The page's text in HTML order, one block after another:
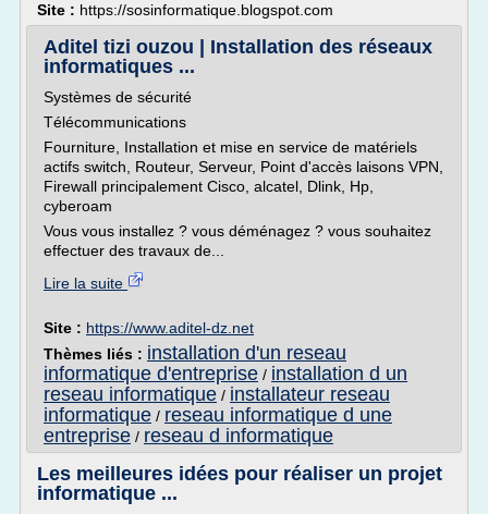
Site : https://sosinformatique.blogspot.com
Aditel tizi ouzou | Installation des réseaux
informatiques ...
Systèmes de sécurité
Télécommunications
Fourniture, Installation et mise en service de matériels
actifs switch, Routeur, Serveur, Point d'accès laisons VPN,
Firewall principalement Cisco, alcatel, Dlink, Hp,
cyberoam
Vous vous installez ? vous déménagez ? vous souhaitez
effectuer des travaux de...
Lire la suite
Site : https://www.aditel-dz.net
Thèmes liés : installation d'un reseau
informatique d'entreprise / installation d un
reseau informatique / installateur reseau
informatique / reseau informatique d une
entreprise / reseau d informatique
Les meilleures idées pour réaliser un projet
informatique ...